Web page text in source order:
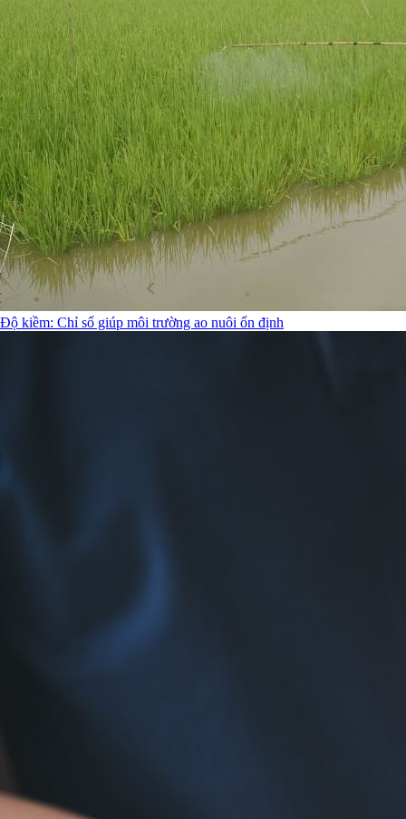
Độ kiềm: Chỉ số giúp môi trường ao nuôi ổn định